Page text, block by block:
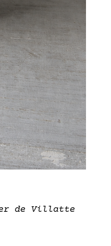
de Villatte